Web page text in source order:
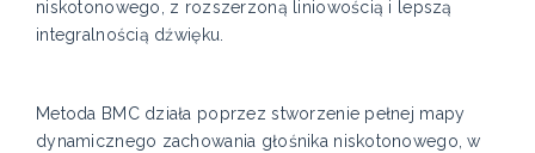
niskotonowego, z rozszerzoną liniowością i lepszą
integralnością dźwięku.
Metoda BMC działa poprzez stworzenie pełnej mapy
dynamicznego zachowania głośnika niskotonowego, w